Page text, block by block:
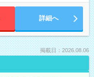
詳細へ
掲載日：2026.08.06